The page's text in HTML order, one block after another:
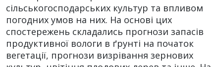
сільськогосподарських культур та впливом
погодних умов на них. На основі цих
спостережень складались прогнози запасів
продуктивної вологи в ґрунті на початок
вегетації, прогнози визрівання зернових